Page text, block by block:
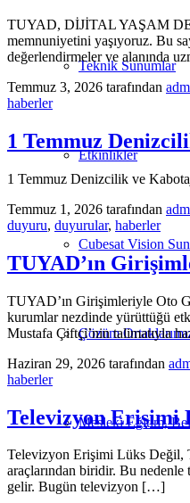
Teknik Sunumlar
Etkinlikler
Cubesat Vision
Çözüm
Mesleki Eğitim,
TUYAD, DİJİTAL YAŞAM
memnuniyetini yaşıyoruz. Bu
değerlendirmeler ve alanında
Temmuz 3, 2026 tarafından
haberler
1 Temmuz
1 Temmuz Denizcilik ve
Temmuz 1, 2026 tarafından
duyuru, duyurular, haberler
TUYAD’ın
TUYAD’ın Girişimleriyle Oto
kurumlar nezdinde yürüttüğü
Mustafa Çiftçi’nin talimatıyla
Haziran 29, 2026 tarafından
haberler
Televizyon Erişimi
Televizyon Erişimi Lüks Değil,
araçlarından biridir. Bu nedenle
gelir. Bugün televizyon […]